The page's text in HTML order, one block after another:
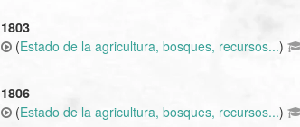
1803
(Estado de la agricultura, bosques, recursos...)
1806
(Estado de la agricultura, bosques, recursos...)